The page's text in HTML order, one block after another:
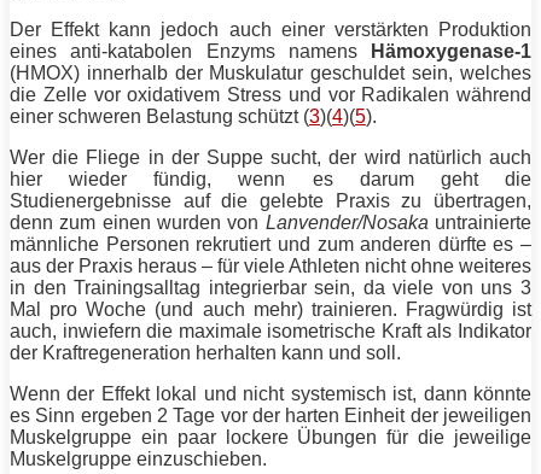
Der Effekt kann jedoch auch einer verstärkten Produktion
eines anti-katabolen Enzyms namens
Hämoxygenase-1
(HMOX) innerhalb der Muskulatur geschuldet sein, welches
die Zelle vor oxidativem Stress und vor Radikalen während
einer schweren Belastung schützt (3)(4)(5).
Wer die Fliege in der Suppe sucht, der wird natürlich auch
hier wieder fündig, wenn es darum geht die
Studienergebnisse auf die gelebte Praxis zu übertragen,
denn zum einen wurden von Lanvender/Nosaka untrainierte
männliche Personen rekrutiert und zum anderen dürfte es –
aus der Praxis heraus – für viele Athleten nicht ohne weiteres
in den Trainingsalltag integrierbar sein, da viele von uns 3
Mal pro Woche (und auch mehr) trainieren. Fragwürdig ist
auch, inwiefern die maximale isometrische Kraft als Indikator
der Kraftregeneration herhalten kann und soll.
Wenn der Effekt lokal und nicht systemisch ist, dann könnte
es Sinn ergeben 2 Tage vor der harten Einheit der jeweiligen
Muskelgruppe ein paar lockere Übungen für die jeweilige
Muskelgruppe einzuschieben.